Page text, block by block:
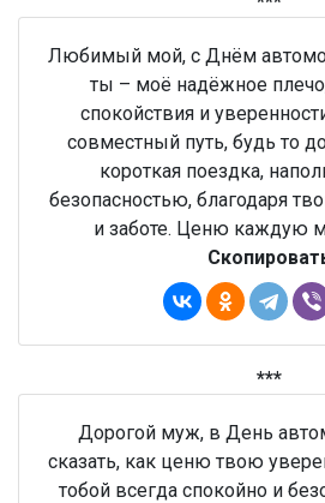
Любимый мой, с Днём
ты – моё надёжное
спокойствия и
совместный путь, будь то
короткая поездка,
безопасностью, благодаря
и заботе. Ценю каждую
***
Дорогой муж, в День
сказать, как ценю твою
тобой всегда спокойно и